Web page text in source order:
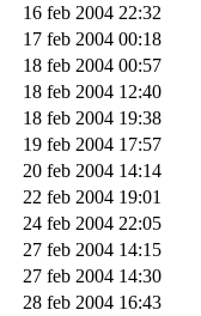
16 feb 2004 22:32
17 feb 2004 00:18
18 feb 2004 00:57
18 feb 2004 12:40
18 feb 2004 19:38
19 feb 2004 17:57
20 feb 2004 14:14
22 feb 2004 19:01
24 feb 2004 22:05
27 feb 2004 14:15
27 feb 2004 14:30
28 feb 2004 16:43